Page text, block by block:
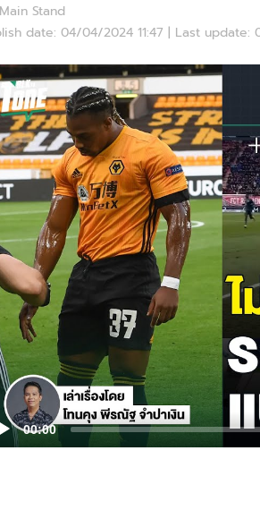
Stand
date: 04/04/2024 11:47 | Last update:
Player
00:00